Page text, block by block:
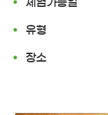
유형
장소